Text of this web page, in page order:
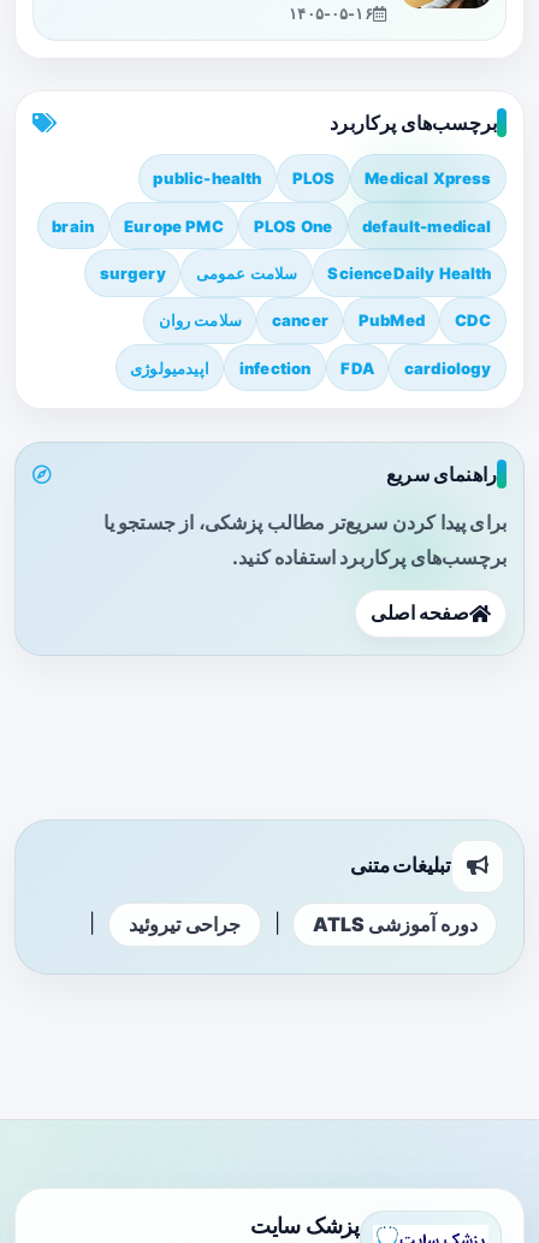
۱۴۰۵-۰۵-۱۶
برچسب‌های پرکاربرد
Medical Xpress
PLOS
public-health
default-medical
PLOS One
Europe PMC
brain
ScienceDaily Health سلامت عمومی surgery
CDC
PubMed
cancer سلامت روان
cardiology
FDA
infection اپیدمیولوژی
راهنمای سریع
برای پیدا کردن سریع‌تر مطالب پزشکی، از جستجو یا
برچسب‌های پرکاربرد استفاده کنید.
صفحه اصلی
تبلیغات متنی
دوره آموزشی ATLS جراحی تیروئید
پزشک سایت